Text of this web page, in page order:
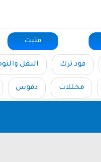
مثبت
فود ترك النقل
مخللات دقوس